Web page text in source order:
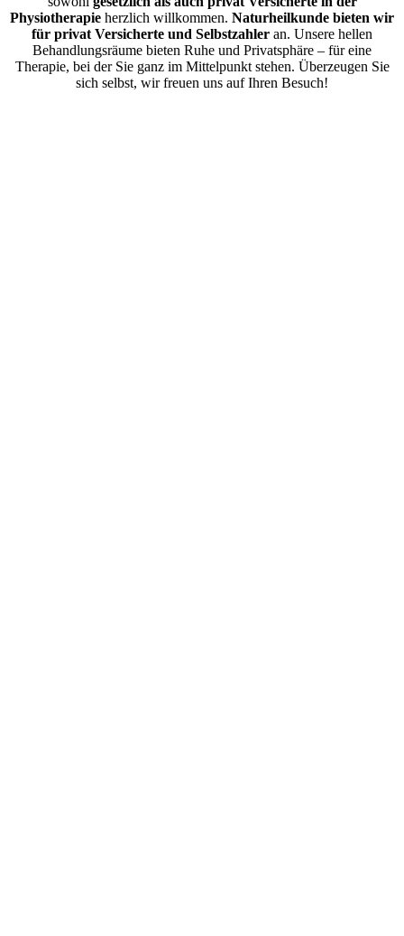
Physiotherapie herzlich willkommen. Naturheilkunde bieten wir
für privat Versicherte und Selbstzahler an. Unsere hellen
Behandlungsräume bieten Ruhe und Privatsphäre – für eine
Therapie, bei der Sie ganz im Mittelpunkt stehen. Überzeugen Sie
sich selbst, wir freuen uns auf Ihren Besuch!